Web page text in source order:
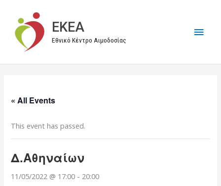
περιεχόμενο
EKEA
Εθνικό Κέντρο Αιμοδοσίας
« All Events
This event has passed.
Δ.Αθηναίων
11/05/2022 @ 17:00 - 20:00